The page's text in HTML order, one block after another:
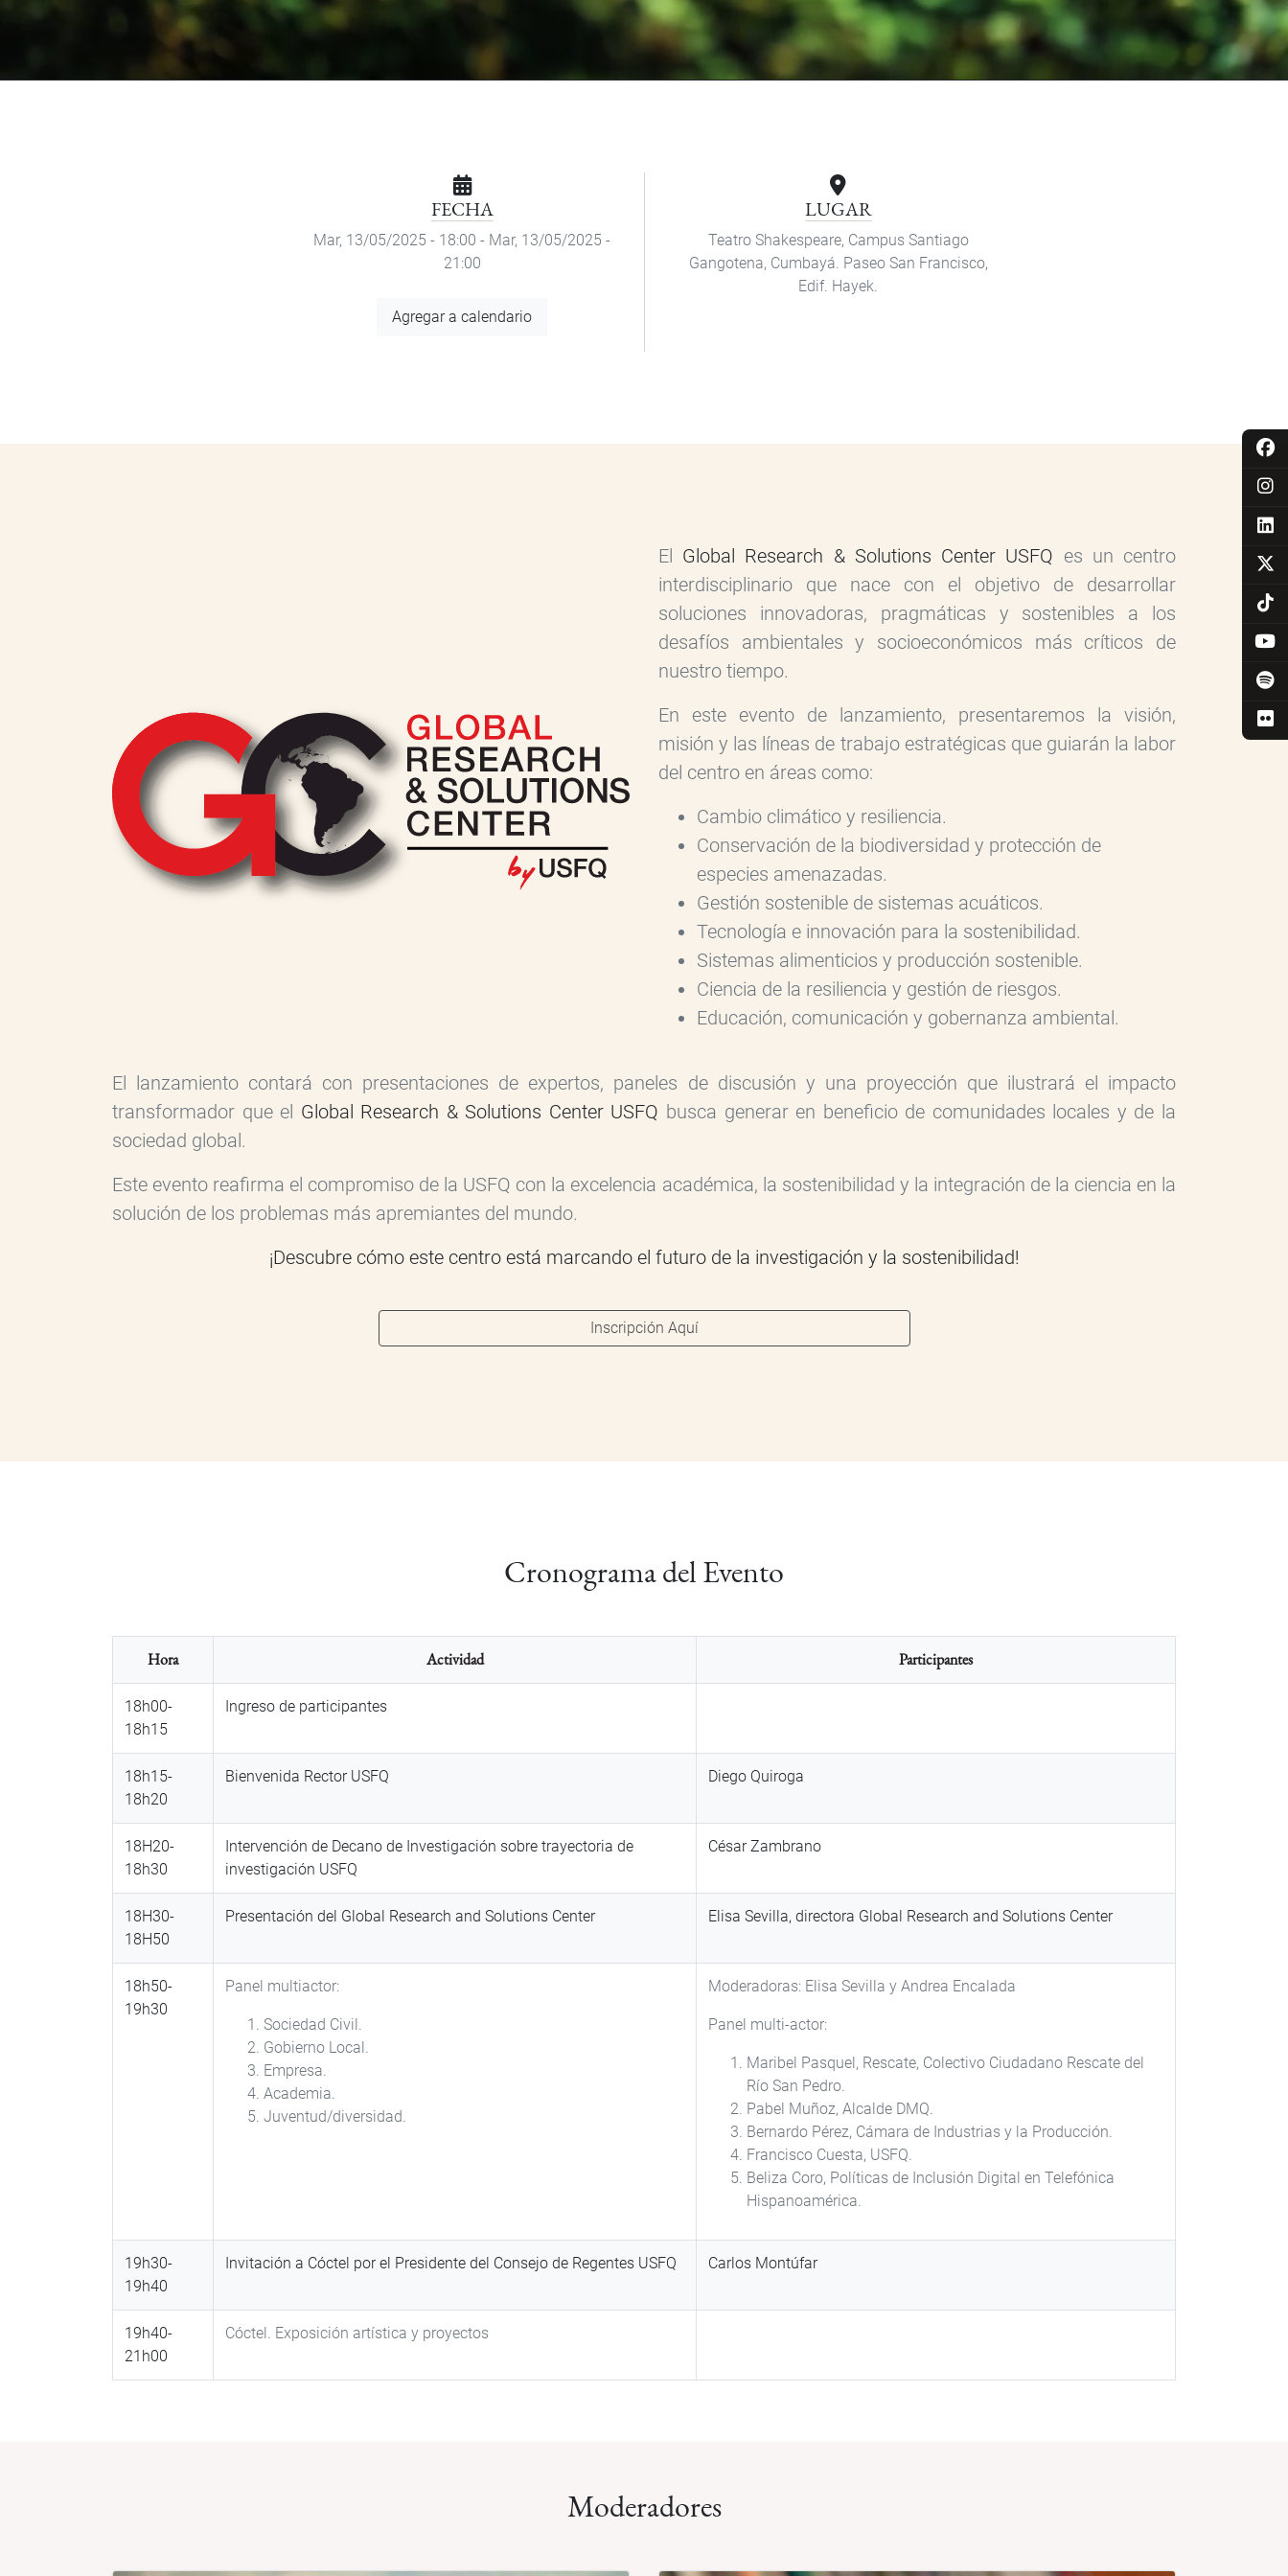
FECHA
Mar, 13/05/2025 - 18:00 - Mar, 13/05/2025 -
21:00
Agregar a calendario
LUGAR
Teatro Shakespeare, Campus Santiago
Gangotena, Cumbayá. Paseo San Francisco,
Edif. Hayek.
El Global Research & Solutions Center USFQ es un centro
interdisciplinario que nace con el objetivo de desarrollar
soluciones innovadoras, pragmáticas y sostenibles a los
desafíos ambientales y socioeconómicos más críticos de
nuestro tiempo.
En este evento de lanzamiento, presentaremos la visión,
misión y las líneas de trabajo estratégicas que guiarán la labor
del centro en áreas como:
Cambio climático y resiliencia.
Conservación de la biodiversidad y protección de
especies amenazadas.
Gestión sostenible de sistemas acuáticos.
Tecnología e innovación para la sostenibilidad.
Sistemas alimenticios y producción sostenible.
Ciencia de la resiliencia y gestión de riesgos.
Educación, comunicación y gobernanza ambiental.
El lanzamiento contará con presentaciones de expertos, paneles de discusión y una proyección que ilustrará el impacto
transformador que el Global Research & Solutions Center USFQ busca generar en beneficio de comunidades locales y de la
sociedad global.
Este evento reafirma el compromiso de la USFQ con la excelencia académica, la sostenibilidad y la integración de la ciencia en la
solución de los problemas más apremiantes del mundo.
¡Descubre cómo este centro está marcando el futuro de la investigación y la sostenibilidad!
Inscripción Aquí
Cronograma del Evento
Hora Actividad Participantes
18h00-
18h15
Ingreso de participantes
18h15-
18h20
Bienvenida Rector USFQ Diego Quiroga
18H20-
18h30
Intervención de Decano de Investigación sobre trayectoria de
investigación USFQ
César Zambrano
18H30-
18H50
Presentación del Global Research and Solutions Center Elisa Sevilla, directora Global Research and Solutions Center
18h50-
19h30
Panel multiactor:
Sociedad Civil.
Gobierno Local.
Empresa.
Academia.
Juventud/diversidad.
Moderadoras: Elisa Sevilla y Andrea Encalada
Panel multi-actor:
Maribel Pasquel, Rescate, Colectivo Ciudadano Rescate del
Río San Pedro.
Pabel Muñoz, Alcalde DMQ.
Bernardo Pérez, Cámara de Industrias y la Producción.
Francisco Cuesta, USFQ.
Beliza Coro, Políticas de Inclusión Digital en Telefónica
Hispanoamérica.
19h30-
19h40
Invitación a Cóctel por el Presidente del Consejo de Regentes USFQ Carlos Montúfar
19h40-
21h00
Cóctel. Exposición artística y proyectos
Moderadores